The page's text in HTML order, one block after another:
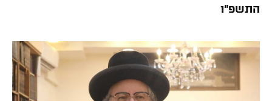
התשפ”ו